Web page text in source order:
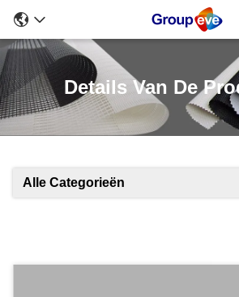
Details Van De
Alle Categorieën